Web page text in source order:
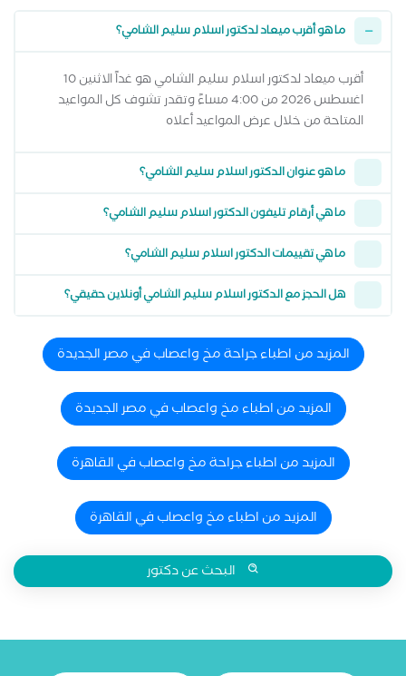
ما هو أقرب ميعاد لدكتور اسلام سليم الشامي؟
أقرب ميعاد لدكتور اسلام سليم الشامي هو غداً الاثنين 10
اغسطس 2026 من 4:00 مساءً وتقدر تشوف كل المواعيد
المتاحة من خلال عرض المواعيد أعلاه
ما هو عنوان الدكتور اسلام سليم الشامي؟
ما هي أرقام تليفون الدكتور اسلام سليم الشامي؟
ما هي تقييمات الدكتور اسلام سليم الشامي؟
هل الحجز مع الدكتور اسلام سليم الشامي أونلاين حقيقي؟
المزيد من اطباء جراحة مخ واعصاب في مصر الجديدة
المزيد من اطباء مخ واعصاب في مصر الجديدة
المزيد من اطباء جراحة مخ واعصاب في القاهرة
المزيد من اطباء مخ واعصاب في القاهرة
البحث عن دكتور